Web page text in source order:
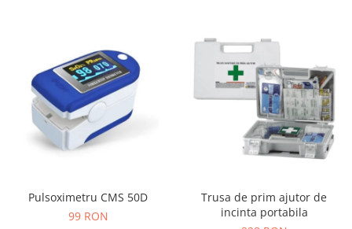
Pulsoximetru CMS 50D
99 RON
Trusa de prim ajutor de
incinta portabila